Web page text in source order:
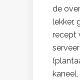
de
lekker,
recept